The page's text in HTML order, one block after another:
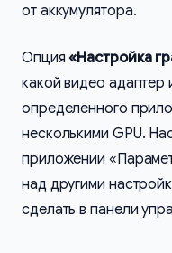
от аккумулятора.
Опция«Настройка
какой видео адаптер
определенного
несколькими GPU.
приложении
над другими
сделать в панели